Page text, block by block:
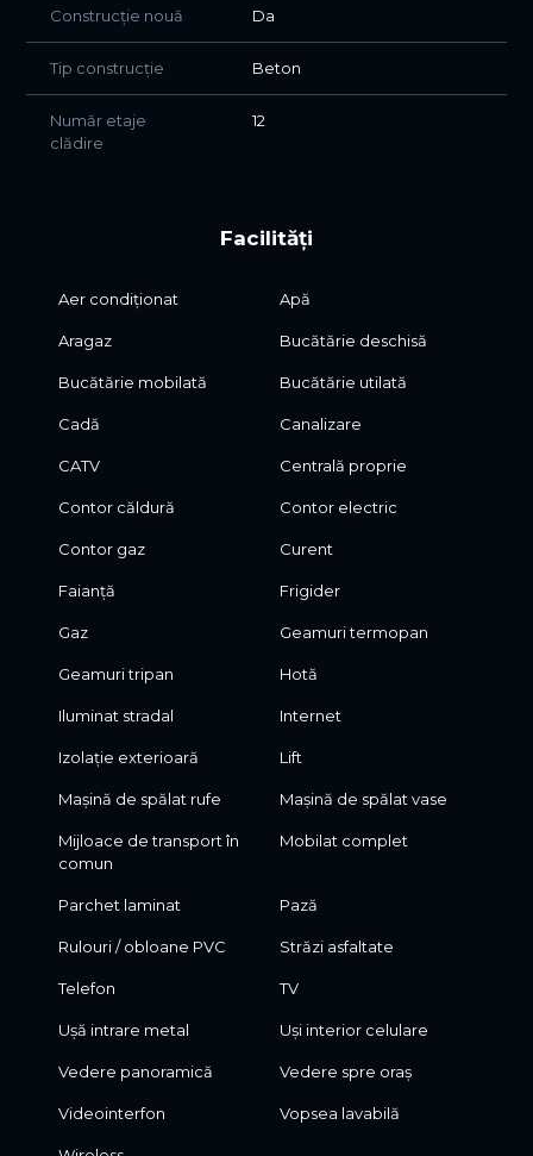
Construcție nouă Da
Tip construcție Beton
Număr etaje
clădire
12
Facilități
Aer condiționat Apă
Aragaz Bucătărie deschisă
Bucătărie mobilată Bucătărie utilată
Cadă Canalizare
CATV Centrală proprie
Contor căldură Contor electric
Contor gaz Curent
Faianță Frigider
Gaz Geamuri termopan
Geamuri tripan Hotă
Iluminat stradal Internet
Izolație exterioară Lift
Mașină de spălat rufe Mașină de spălat vase
Mijloace de transport în
comun
Mobilat complet
Parchet laminat Pază
Rulouri / obloane PVC Străzi asfaltate
Telefon TV
Ușă intrare metal Uși interior celulare
Vedere panoramică Vedere spre oraș
Videointerfon Vopsea lavabilă